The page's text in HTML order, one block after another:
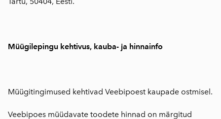
Müügilepingu kehtivus, kauba- ja hinnainfo
Müügitingimused kehtivad Veebipoest kaupade ostmisel.
Veebipoes müüdavate toodete hinnad on märgitud